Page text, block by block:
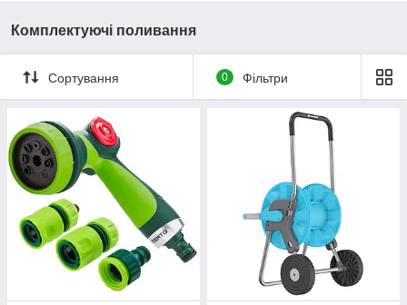
Комплектуючі поливання
Сортування 0 Фільтри